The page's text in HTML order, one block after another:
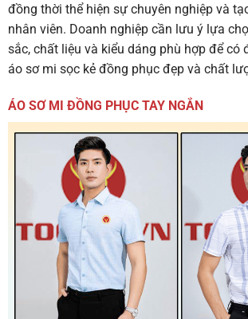
đồng thời thể hiện sự chuyên nghiệp và
nhân viên. Doanh nghiệp cần lưu ý lựa
sắc, chất liệu và kiểu dáng phù hợp để có
áo sơ mi sọc kẻ đồng phục đẹp và chất
ÁO SƠ MI ĐỒNG PHỤC TAY NGẮN